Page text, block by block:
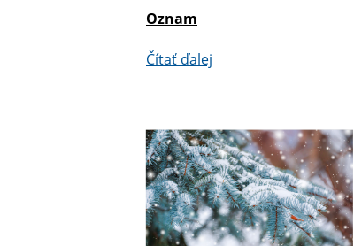
Oznam
Čítať ďalej